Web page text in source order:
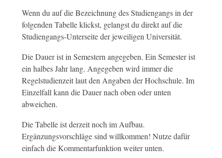
Wenn du auf die Bezeichnung des Studiengangs in der
folgenden Tabelle klickst, gelangst du direkt auf die
Studiengangs-Unterseite der jeweiligen Universität.
Die Dauer ist in Semestern angegeben. Ein Semester ist
ein halbes Jahr lang. Angegeben wird immer die
Regelstudienzeit laut den Angaben der Hochschule. Im
Einzelfall kann die Dauer nach oben oder unten
abweichen.
Die Tabelle ist derzeit noch im Aufbau.
Ergänzungsvorschläge sind willkommen! Nutze dafür
einfach die Kommentarfunktion weiter unten.